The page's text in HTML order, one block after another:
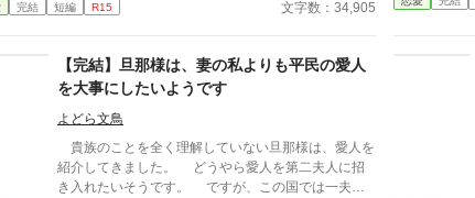
人との思い出があった･･･ 産業革命後のイギリスをモ
設定があります。 ---- 初めて書いた小説で初めての投
稿で沢山の方に読んでいただき驚いています。 終わ
り方が納得できない！という方が多かったのでエピロ
ーグを追加します。 お読みいただきありがとうござ
います。
完結 短編 R15 文字数：34,905
【完結】旦那様は、妻の私よりも平民の愛人
を大事にしたいようです
よどら文鳥
貴族のことを全く理解していない旦那様は、愛人を
紹介してきました。 どうやら愛人を第二夫人に招
き入れたいそうです。 ですが、この国では一夫多